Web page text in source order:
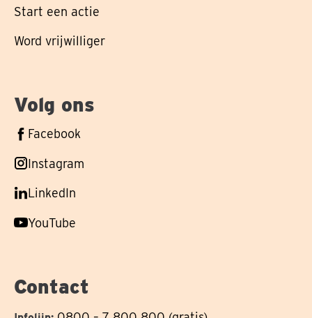
Start een actie
Word vrijwilliger
Volg ons
Volg
op
Facebook
Volg
op
Instagram
Volg
op
LinkedIn
Volg
YouTube
Contact